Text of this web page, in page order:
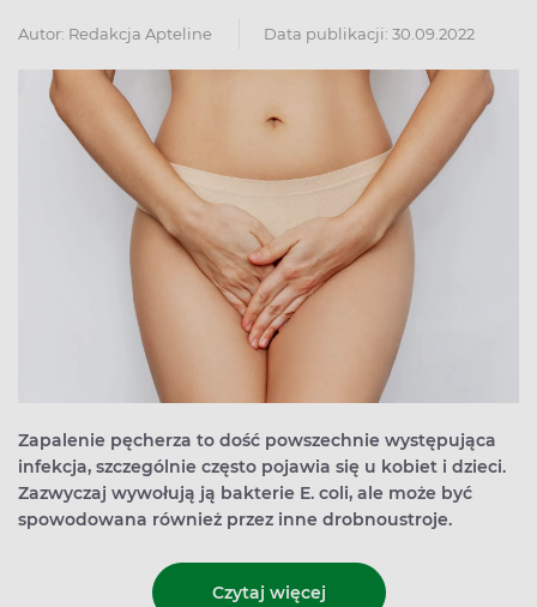
Autor: Redakcja Apteline Data publikacji: 30.09.2022
Zapalenie pęcherza to dość powszechnie występująca
infekcja, szczególnie często pojawia się u kobiet i dzieci.
Zazwyczaj wywołują ją bakterie E. coli, ale może być
spowodowana również przez inne drobnoustroje.
Czytaj więcej